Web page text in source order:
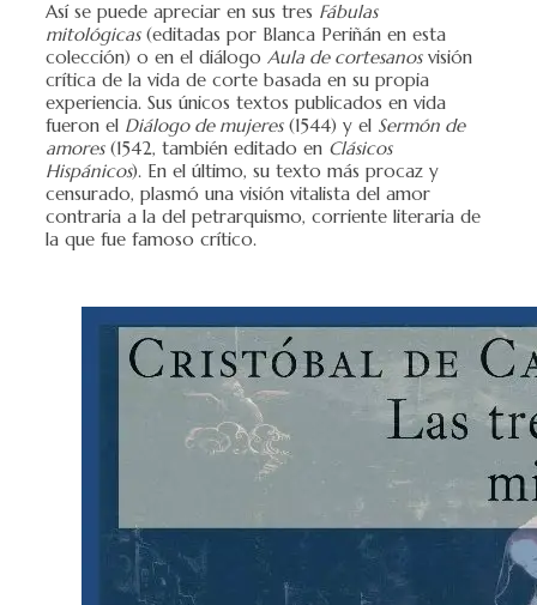
Así se puede apreciar en sus tres Fábulas
mitológicas(editadas por Blanca Periñán en esta
colección) o en el diálogo Aula de cortesanosvisión
crítica de la vida de corte basada en su propia
experiencia. Sus únicos textos publicados en vida
fueron el Diálogo de mujeres(1544) y el Sermón de
amores(1542, también editado en Clásicos
Hispánicos). En el último, su texto más procaz y
censurado, plasmó una visión vitalista del amor
contraria a la del petrarquismo, corriente literaria de
la que fue famoso crítico.